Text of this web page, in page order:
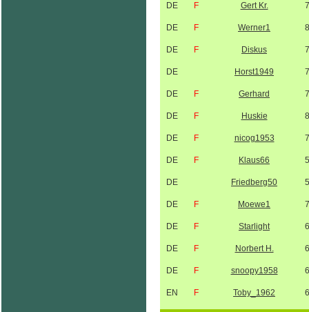
DE F Gert Kr.
DE F Werner1
DE F Diskus
DE Horst1949
DE F Gerhard
DE F Huskie
DE F nicog1953
DE F Klaus66
DE Friedberg50
DE F Moewe1
DE F Starlight
DE F Norbert H.
DE F snoopy1958
EN F Toby_1962